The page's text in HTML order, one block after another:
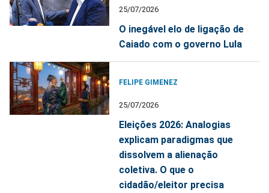
25/07/2026
O inegável elo de ligação de
Caiado com o governo Lula
FELIPE GIMENEZ
25/07/2026
Eleições 2026: Analogias
explicam paradigmas que
dissolvem a alienação
coletiva. O que o
cidadão/eleitor precisa